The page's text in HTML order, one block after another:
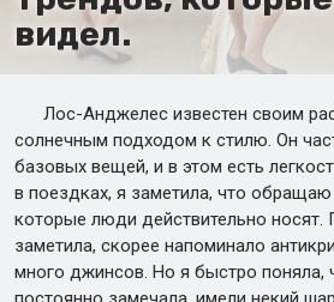
видел.
Лос-Анджелес известен своим
солнечным подходом к стилю. Он
базовых вещей, и в этом есть
в поездках, я заметила, что
которые люди действительно носят.
заметила, скорее напоминало
много джинсов. Но я быстро поняла,